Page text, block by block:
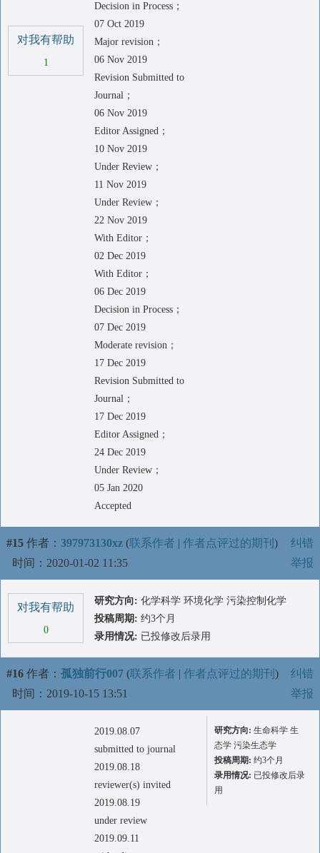
对我有帮助
1
Decision in Process；
07 Oct 2019
Major revision；
06 Nov 2019
Revision Submitted to
Journal；
06 Nov 2019
Editor Assigned；
10 Nov 2019
Under Review；
11 Nov 2019
Under Review；
22 Nov 2019
With Editor；
02 Dec 2019
With Editor；
06 Dec 2019
Decision in Process；
07 Dec 2019
Moderate revision；
17 Dec 2019
Revision Submitted to
Journal；
17 Dec 2019
Editor Assigned；
24 Dec 2019
Under Review；
05 Jan 2020
Accepted
#15 作者： 397973130xz (联系作者 | 作者点评过的期刊 )
时间：2020-01-02 11:35
纠错
举报
对我有帮助
0
研究方向: 化学科学 环境化学 污染控制化学
投稿周期: 约3个月
录用情况: 已投修改后录用
#16 作者： 孤独前行007 (联系作者 | 作者点评过的期刊 )
时间：2019-10-15 13:51
纠错
举报
2019.08.07
submitted to journal
2019.08.18
reviewer(s) invited
2019.08.19
under review
2019.09.11
研究方向: 生命科学 生
态学 污染生态学
投稿周期: 约3个月
录用情况: 已投修改后录
用